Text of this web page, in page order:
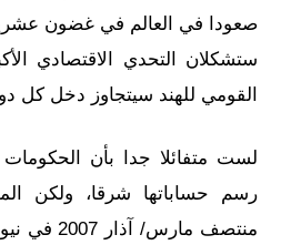
صعودا في العالم في غضون
ستشكلان التحدي الاقتصادي
القومي للهند سيتجاوز دخل كل
لست متفائلا جدا بأن الحكومات
رسم حساباتها شرقا، ولكن
منتصف